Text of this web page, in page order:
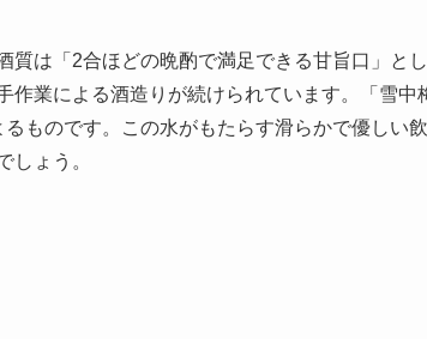
質は「2合ほどの晩酌で満足できる甘旨口」と
作業による酒造りが続けられています。「雪中
ものです。この水がもたらす滑らかで優しい
しょう。